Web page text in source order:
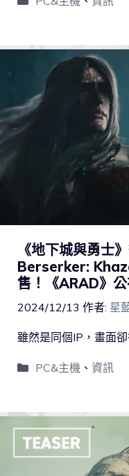
《地下城與勇士
Berserker:
售！《ARAD》公
2024/12/13 作者: 星
雖然是同個IP，畫面
PC&主機、 資訊